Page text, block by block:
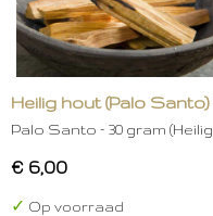
Heilig hout (Palo
Palo Santo – 30 gram
€ 6,00
✓ Op voorraad